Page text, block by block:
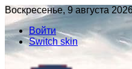
Воскресенье, 9 августа
Войти
Switch skin